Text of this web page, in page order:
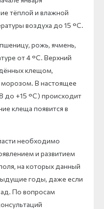
тёплой и влажной
воздуха до 15 °С.
рожь, ячмень,
от 4 °С. Верхний
клещом,
В настоящее
до +15 °С) происходит
клеща появится в
необходимо
и развитием
на которых данный
годы, даже если
По вопросам